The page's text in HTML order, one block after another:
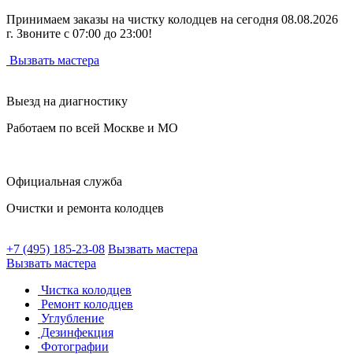
Принимаем заказы на чистку колодцев на сегодня 08.08.2026
г. Звоните с 07:00 до 23:00!
Вызвать мастера
Выезд на диагностику
Работаем по всей Москве и МО
Официальная служба
Очистки и ремонта колодцев
+7 (495) 185-23-08 Вызвать мастера
Вызвать мастера
Чистка колодцев
Ремонт колодцев
Углубление
Дезинфекция
Фотографии